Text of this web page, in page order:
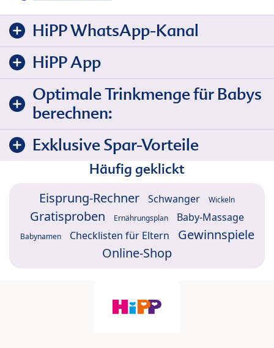
HiPP WhatsApp-Kanal
HiPP App
Optimale Trinkmenge für Babys
berechnen:
Exklusive Spar-Vorteile
Häufig geklickt
Eisprung-Rechner Schwanger Wickeln
Gratisproben Ernährungsplan Baby-Massage
Babynamen Checklisten für Eltern
Gewinnspiele
Online-Shop